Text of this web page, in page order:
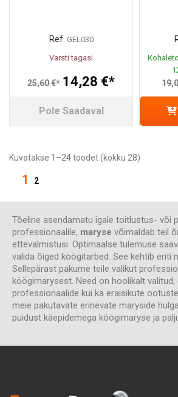
Ref. GEL030
Varsti tagasi
25,60 €* 14,28 €*
Pole Saadaval
Kuvatakse 1–24 toodet (kokku 28)
1 2
Tõeline asendamatu igale toitlustus- või
professionaalile, maryse võimaldab teil
ettevalmistusi. Optimaalse tulemuse
valida õiged köögitarbed. See kehtib eriti
Sellepärast pakume teile valikut
köögimarysest. Need on hoolikalt valitud,
professionaalide kui ka eraisikute
meie pakutavate erinevate maryside
puidust käepidemega köögimaryse ja palju